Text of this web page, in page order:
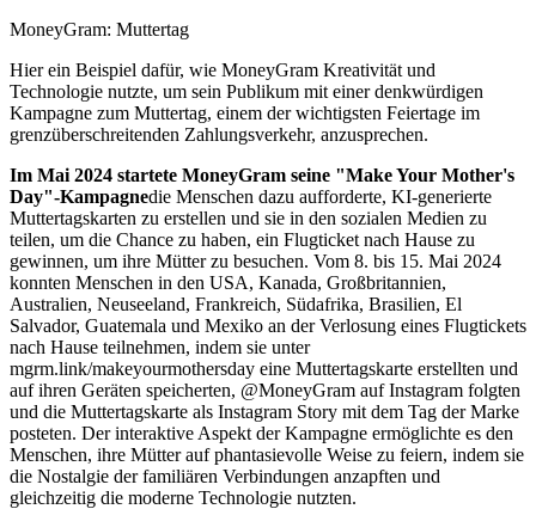
MoneyGram: Muttertag
Hier ein Beispiel dafür, wie MoneyGram Kreativität und
Technologie nutzte, um sein Publikum mit einer denkwürdigen
Kampagne zum Muttertag, einem der wichtigsten Feiertage im
grenzüberschreitenden Zahlungsverkehr, anzusprechen.
Im Mai 2024 startete MoneyGram seine "Make Your Mother's
Day"-Kampagnedie Menschen dazu aufforderte, KI-generierte
Muttertagskarten zu erstellen und sie in den sozialen Medien zu
teilen, um die Chance zu haben, ein Flugticket nach Hause zu
gewinnen, um ihre Mütter zu besuchen. Vom 8. bis 15. Mai 2024
konnten Menschen in den USA, Kanada, Großbritannien,
Australien, Neuseeland, Frankreich, Südafrika, Brasilien, El
Salvador, Guatemala und Mexiko an der Verlosung eines Flugtickets
nach Hause teilnehmen, indem sie unter
mgrm.link/makeyourmothersday eine Muttertagskarte erstellten und
auf ihren Geräten speicherten, @MoneyGram auf Instagram folgten
und die Muttertagskarte als Instagram Story mit dem Tag der Marke
posteten. Der interaktive Aspekt der Kampagne ermöglichte es den
Menschen, ihre Mütter auf phantasievolle Weise zu feiern, indem sie
die Nostalgie der familiären Verbindungen anzapften und
gleichzeitig die moderne Technologie nutzten.